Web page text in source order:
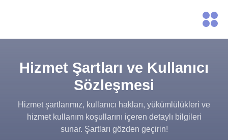
Hizmet Şartları ve Kullanıcı
Sözleşmesi
Hizmet şartlarımız, kullanıcı hakları, yükümlülükleri ve
hizmet kullanım koşullarını içeren detaylı bilgileri
sunar. Şartları gözden geçirin!